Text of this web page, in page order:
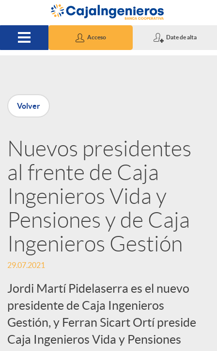
Saltar al contenido principal
Acceso Date de alta
P
u
b
l
i
c
d
o
Volver
Nuevos presidentes
al frente de Caja
Ingenieros Vida y
Pensiones y de Caja
Ingenieros Gestión
29.07.2021
Jordi Martí Pidelaserra es el nuevo
presidente de Caja Ingenieros
Gestión, y Ferran Sicart Ortí preside
Caja Ingenieros Vida y Pensiones